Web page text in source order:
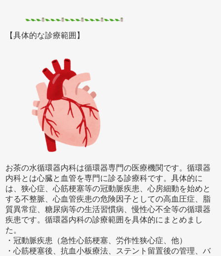
【具体的な診療範囲】
お茶の水循環器内科は循環器専門の医療機関です。循環器
内科とは心臓と血管を専門に診る診療科です。具体的に
は、狭心症、心筋梗塞等の冠動脈疾患、心房細動を始めと
する不整脈、心血管疾患の危険因子としての高血圧症、脂
質異常症、糖尿病等の生活習慣病、慢性心不全等の循環器
疾患です。循環器内科の診療範囲を具体的にまとめまし
た。
・冠動脈疾患（急性心筋梗塞、労作性狭心症、他）
・心筋梗塞後、抗血小板療法、ステント留置後の管理、バ